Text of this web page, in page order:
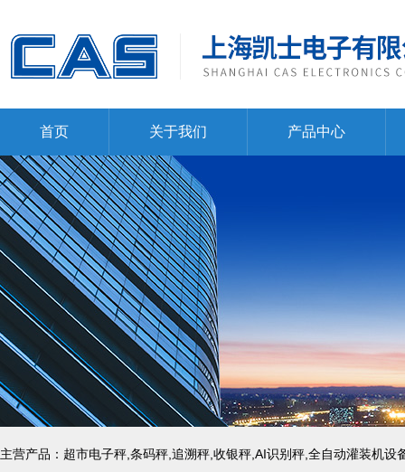
首页 关于我们 产品中心
主营产品：超市电子秤,条码秤,追溯秤,收银秤,AI识别秤,全自动灌装机设